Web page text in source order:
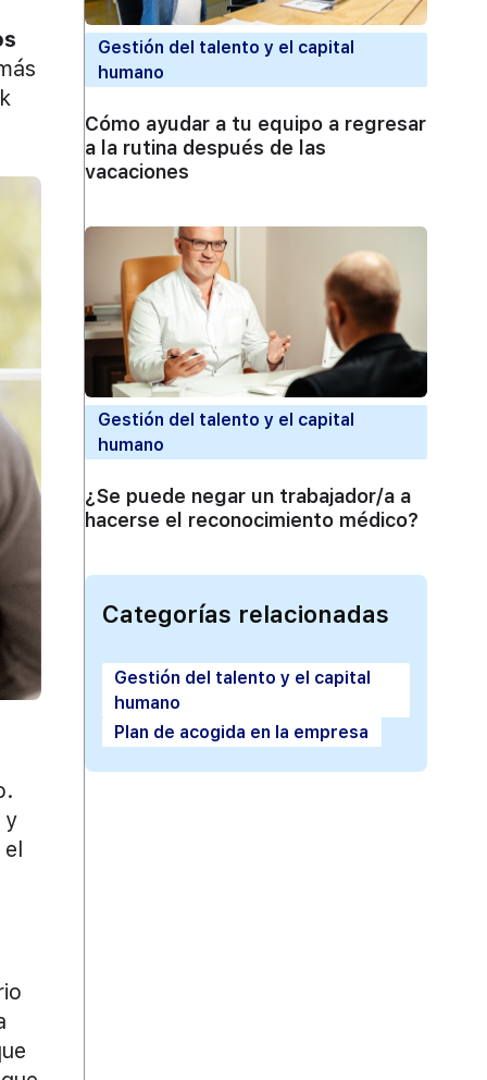
y
Gestión del talento y el capital
humano
Cómo ayudar a tu equipo a regresar
a la rutina después de las
vacaciones
Gestión del talento y el capital
humano
¿Se puede negar un trabajador/a a
hacerse el reconocimiento médico?
Categorías relacionadas
Gestión del talento y el capital
humano
Plan de acogida en la empresa